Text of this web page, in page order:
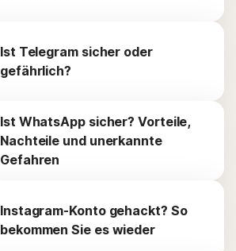
Ist Telegram sicher oder
gefährlich?
Ist WhatsApp sicher? Vorteile,
Nachteile und unerkannte
Gefahren
Instagram-Konto gehackt? So
bekommen Sie es wieder